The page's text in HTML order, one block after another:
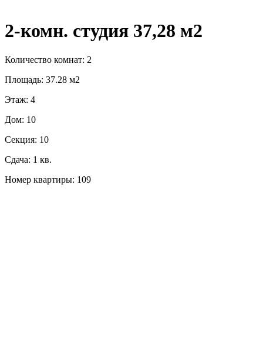
2-комн. студия 37,28 м2
Количество комнат: 2
Площадь: 37.28 м2
Этаж: 4
Дом: 10
Секция: 10
Сдача: 1 кв.
Номер квартиры: 109